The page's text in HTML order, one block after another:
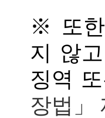
※ 또한
지 않
징역
장법」